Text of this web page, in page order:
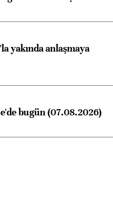
yakında anlaşmaya
bugün (07.08.2026)